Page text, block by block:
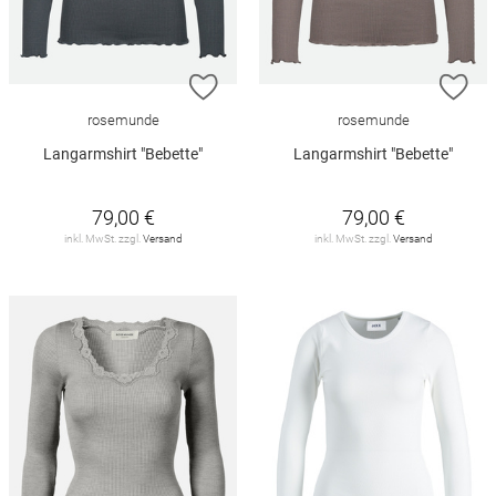
ZUR WUNSCHLISTE HINZUFÜGEN
rosemunde
Langarmshirt "Bebette"
79,00 €
inkl. MwSt. zzgl. Versand
rosemunde
Langarmshirt "Bebette"
79,00 €
inkl. MwSt. zzgl. Versand